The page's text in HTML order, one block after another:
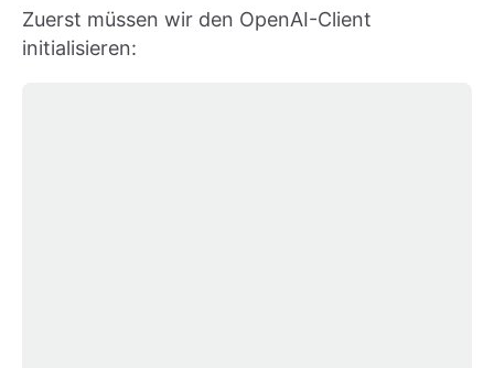
Zuerst müssen wir den OpenAI-Client
initialisieren: